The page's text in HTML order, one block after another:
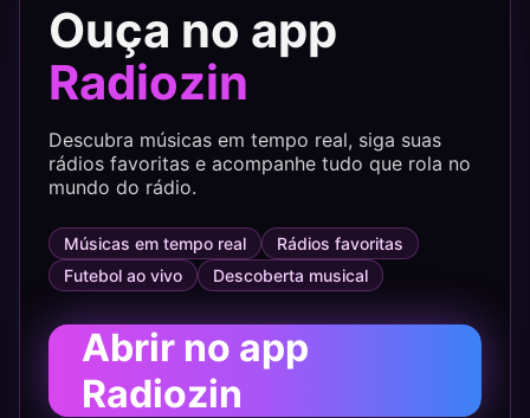
Ouça no app
Radiozin
Descubra músicas em tempo real, siga suas
rádios favoritas e acompanhe tudo que rola no
mundo do rádio.
Músicas em tempo real
Rádios favoritas
Futebol ao vivo
Descoberta musical
Abrir no app
Radiozin